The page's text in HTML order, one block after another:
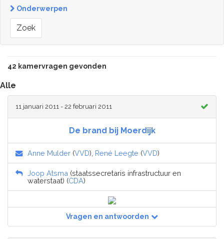
Onderwerpen
Zoek
42 kamervragen gevonden
Alle
11 januari 2011 - 22 februari 2011
De brand bij Moerdijk
Anne Mulder (VVD), René Leegte (VVD)
Joop Atsma (staatssecretaris infrastructuur en
waterstaat) (CDA)
Vragen en antwoorden